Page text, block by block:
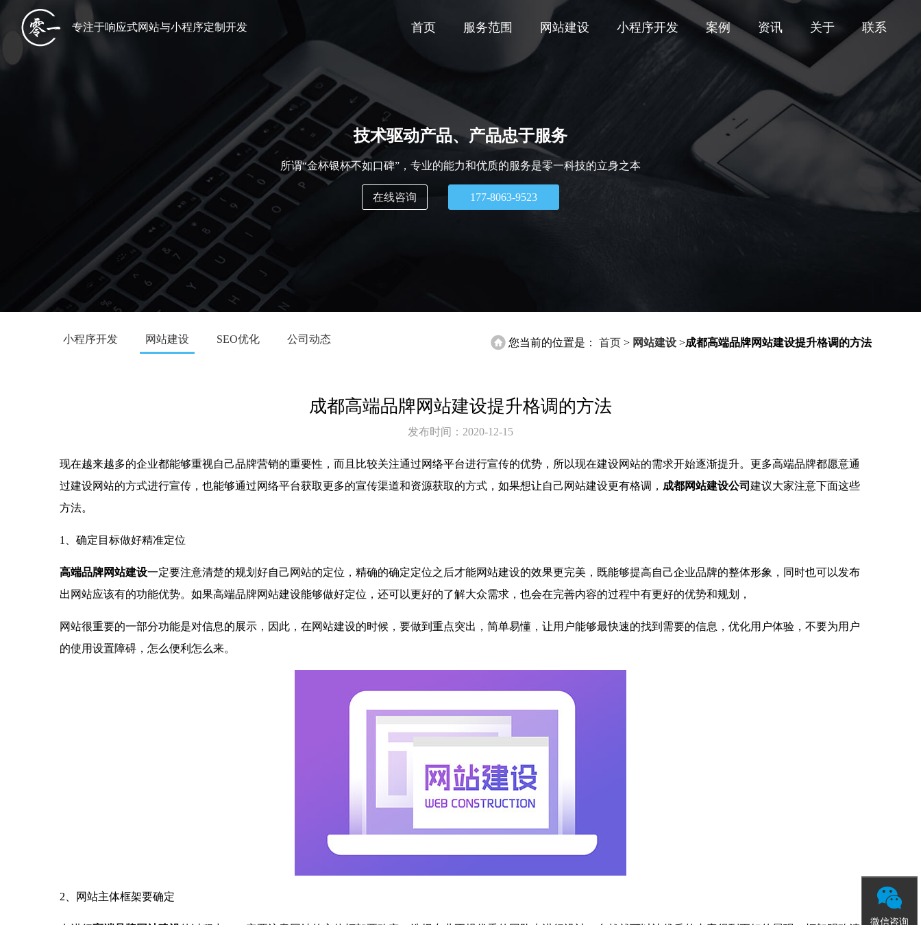
专注于响应式网站与小程序定制开发 首页 服务范围 网站建设 小程序开发 案例 资讯 关于 联系
技术驱动产品、产品忠于服务
所谓“金杯银杯不如口碑”，专业的能力和优质的服务是零一科技的立身之本
在线咨询 177-8063-9523
小程序开发 网站建设 SEO优化 公司动态 您当前的位置是： 首页 > 网站建设 >成都高端品牌网站建设提升格调的方法
成都高端品牌网站建设提升格调的方法
发布时间： 2020-12-15
现在越来越多的企业都能够重视自己品牌营销的重要性，而且比较关注通过网络平台进行宣传的优势，所以现在建设网站的需求开始逐渐提升。更多高端品牌都愿意通
过建设网站的方式进行宣传，也能够通过网络平台获取更多的宣传渠道和资源获取的方式，如果想让自己网站建设更有格调， 成都网站建设公司 建议大家注意下面这些
方法。
1、确定目标做好精准定位
高端品牌网站建设一定要注意清楚的规划好自己网站的定位，精确的确定定位之后才能网站建设的效果更完美，既能够提高自己企业品牌的整体形象，同时也可以发布
出网站应该有的功能优势。如果高端品牌网站建设能够做好定位，还可以更好的了解大众需求，也会在完善内容的过程中有更好的优势和规划，
网站很重要的一部分功能是对信息的展示，因此，在网站建设的时候，要做到重点突出，简单易懂，让用户能够最快速的找到需要的信息，优化用户体验，不要为用户
的使用设置障碍，怎么便利怎么来。
2、网站主体框架要确定
微信咨询